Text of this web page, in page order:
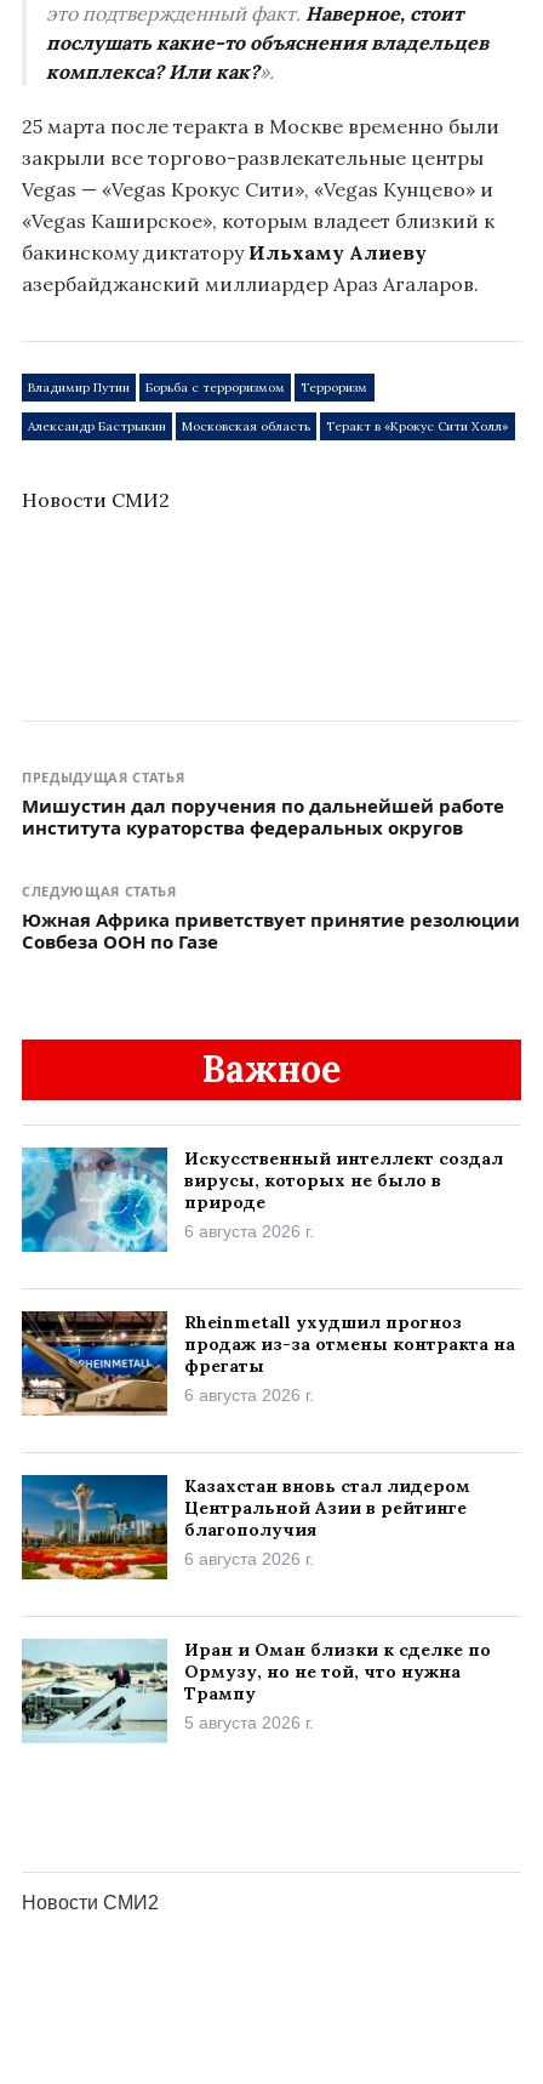
это подтвержденный факт. Наверное, стоит
послушать какие-то объяснения владельцев
комплекса? Или как?».
25 марта после теракта в Москве временно были
закрыли все торгово-развлекательные центры
Vegas — «Vegas Крокус Сити», «Vegas Кунцево» и
«Vegas Каширское», которым владеет близкий к
бакинскому диктатору Ильхаму Алиеву
азербайджанский миллиардер Араз Агаларов.
Владимир Путин Борьба с терроризмом Терроризм
Александр Бастрыкин Московская область Теракт в «Крокус Сити Холл»
Новости СМИ2
ПРЕДЫДУЩАЯ СТАТЬЯ
Мишустин дал поручения по дальнейшей работе
института кураторства федеральных округов
СЛЕДУЮЩАЯ СТАТЬЯ
Южная Африка приветствует принятие резолюции
Совбеза ООН по Газе
Важное
Искусственный интеллект создал
вирусы, которых не было в
природе
6 августа 2026 г.
Rheinmetall ухудшил прогноз
продаж из-за отмены контракта на
фрегаты
6 августа 2026 г.
Казахстан вновь стал лидером
Центральной Азии в рейтинге
благополучия
6 августа 2026 г.
Иран и Оман близки к сделке по
Ормузу, но не той, что нужна
Трампу
5 августа 2026 г.